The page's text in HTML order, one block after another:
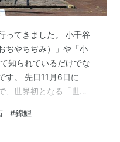
ってきました。 小千谷
ぢやちぢみ）」や「小
知られているだけでな
す。 先日11月6日に
、世界初となる「世界
訪れ、錦鯉の放流が
、美しさから“泳ぐ宝
#錦鯉